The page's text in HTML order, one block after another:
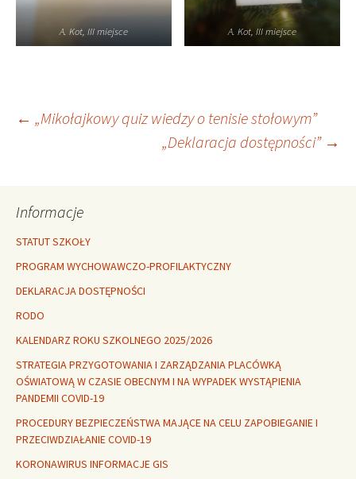
A. Kot, III miejsce A. Kot, III miejsce
Nawigacja
← „Mikołajkowy quiz wiedzy o tenisie stołowym”
„Deklaracja dostępności” →
Informacje
STATUT SZKOŁY
PROGRAM WYCHOWAWCZO-PROFILAKTYCZNY
DEKLARACJA DOSTĘPNOŚCI
RODO
KALENDARZ ROKU SZKOLNEGO 2025/2026
STRATEGIA PRZYGOTOWANIA I ZARZĄDZANIA PLACÓWKĄ
OŚWIATOWĄ W CZASIE OBECNYM I NA WYPADEK WYSTĄPIENIA
PANDEMII COVID-19
PROCEDURY BEZPIECZEŃSTWA MAJĄCE NA CELU ZAPOBIEGANIE I
PRZECIWDZIAŁANIE COVID-19
KORONAWIRUS INFORMACJE GIS